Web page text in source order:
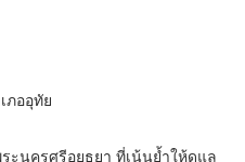
ภออุทัย
ะนครศรีอยุธยา ที่เน้นย้ำให้ดูแล